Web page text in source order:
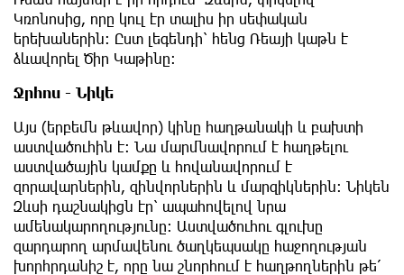
Կռոնոսից, որը կուլ էր տալիս իր սեփական
երեխաներին։ Ըստ լեգենդի՝ հենց Ռեայի կաթն է
ձևավորել Ծիր Կաթինը։
Ջրհոս - Նիկե
Այս (երբեմն թևավոր) կինը հաղթանակի և բախտի
աստվածուհին է։ Նա մարմնավորում է հաղթելու
աստվածային կամքը և հովանավորում է
զորավարներին, զինվորներին և մարզիկներին։ Նիկեն
Զևսի դաշնակիցն էր՝ ապահովելով նրա
ամենակարողությունը։ Աստվածուհու գլուխը
զարդարող արմավենու ծաղկեպսակը հաջողության
խորհրդանիշ է, որը նա շնորհում է հաղթողներին թե՛